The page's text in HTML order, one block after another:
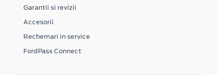
Garantii si revizii
Accesorii
Rechemari in service
FordPass Connect